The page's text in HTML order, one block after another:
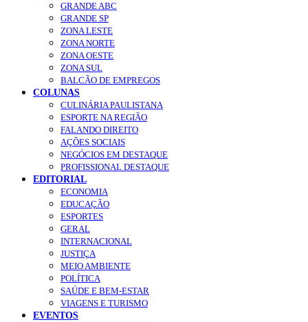
GRANDE ABC
GRANDE SP
ZONA LESTE
ZONA NORTE
ZONA OESTE
ZONA SUL
BALCÃO DE EMPREGOS
COLUNAS
CULINÁRIA PAULISTANA
ESPORTE NA REGIÃO
FALANDO DIREITO
AÇÕES SOCIAIS
NEGÓCIOS EM DESTAQUE
PROFISSIONAL DESTAQUE
EDITORIAL
ECONOMIA
EDUCAÇÃO
ESPORTES
GERAL
INTERNACIONAL
JUSTIÇA
MEIO AMBIENTE
POLÍTICA
SAÚDE E BEM-ESTAR
VIAGENS E TURISMO
EVENTOS